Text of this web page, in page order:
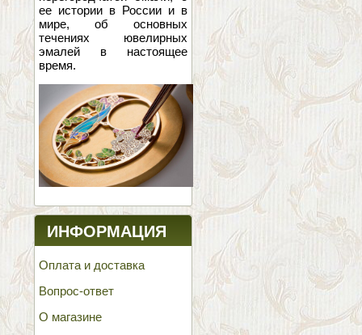
ее истории в России и в
мире, об основных
течениях ювелирных
эмалей в настоящее
время.
ИНФОРМАЦИЯ
Оплата и доставка
Вопрос-ответ
О магазине